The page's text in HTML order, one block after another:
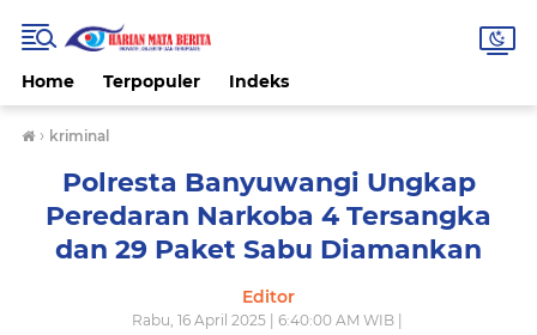
Home Terpopuler Indeks
› kriminal
Polresta Banyuwangi Ungkap
Peredaran Narkoba 4 Tersangka
dan 29 Paket Sabu Diamankan
Editor
Rabu, 16 April 2025 | 6:40:00 AM WIB |